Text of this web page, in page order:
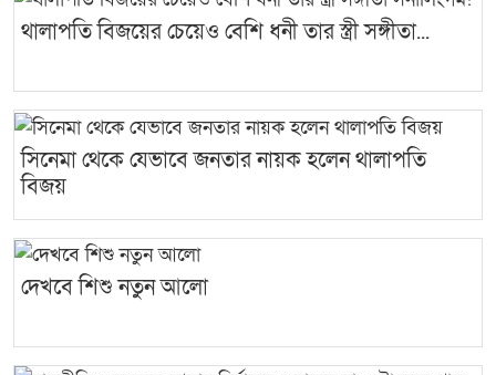
থালাপতি বিজয়ের চেয়েও বেশি ধনী তার স্ত্রী সঙ্গীতা...
সিনেমা থেকে যেভাবে জনতার নায়ক হলেন থালাপতি
বিজয়
দেখবে শিশু নতুন আলো